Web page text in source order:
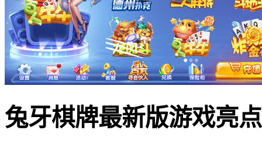
兔牙棋牌最新版游戏亮点